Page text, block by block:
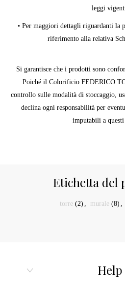
leggi
• Per maggiori dettagli riguardanti la
riferimento alla relativa
Si garantisce che i prodotti sono
Poiché il Colorificio FEDERICO
controllo sulle modalità di stoccaggio,
declina ogni responsabilità per
imputabili a
Etichetta del
torre (2) , murale (8) ,
Help